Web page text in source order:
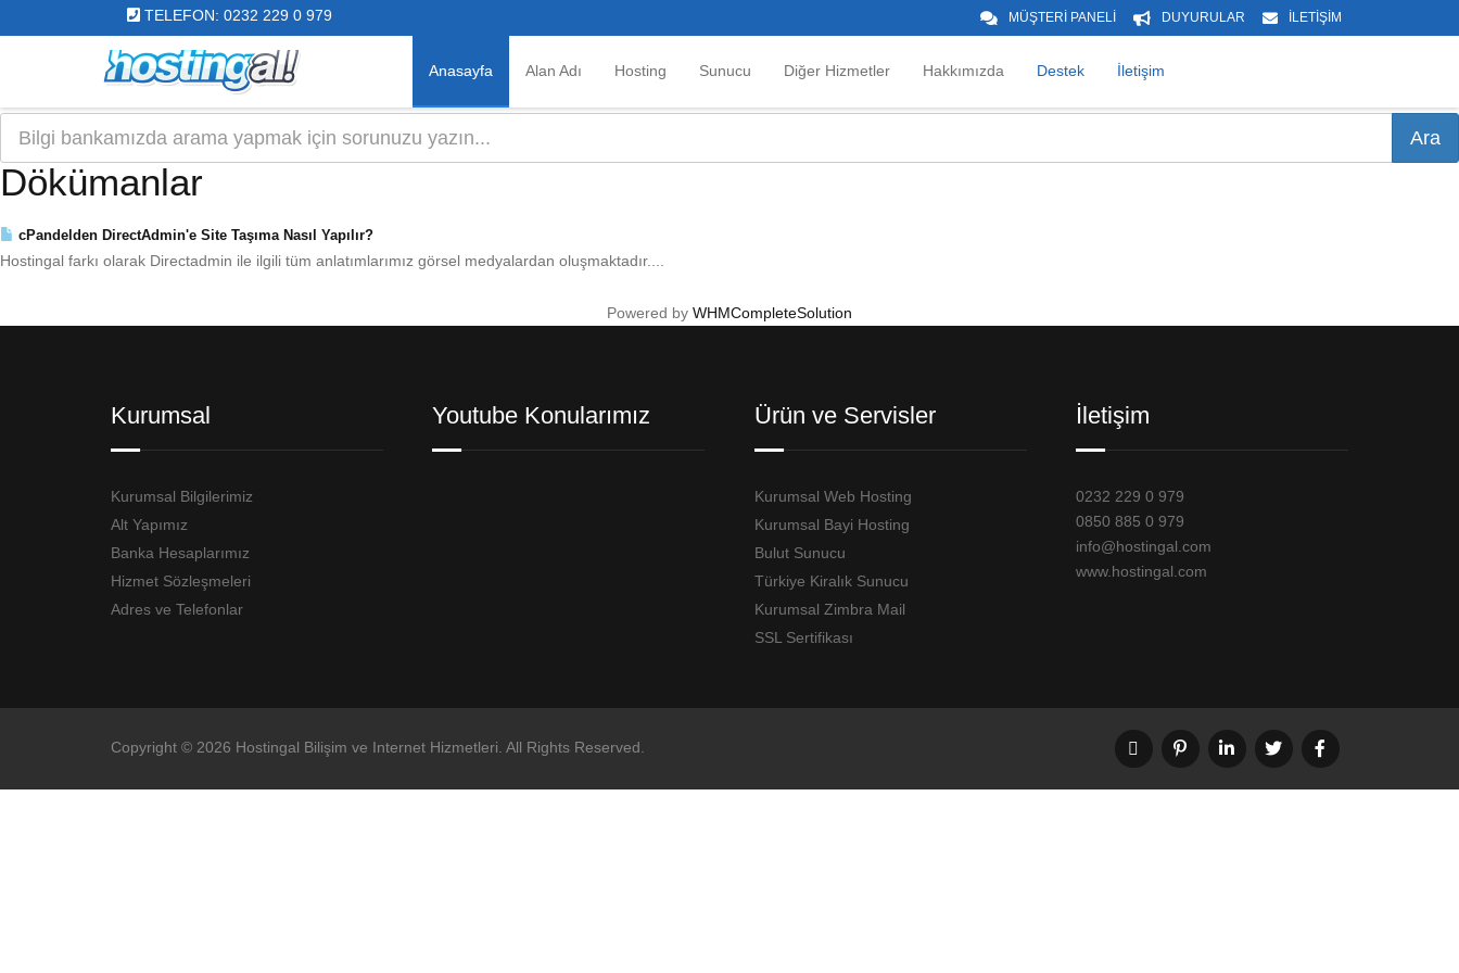
TELEFON: 0232 229 0 979 MÜŞTERİ PANELİ DUYURULAR İLETİŞİM
Anasayfa Alan Adı Hosting Sunucu Diğer Hizmetler Hakkımızda Destek İletişim
Dökümanlar
cPandelden DirectAdmin'e Site Taşıma Nasıl Yapılır?
Hostingal farkı olarak Directadmin ile ilgili tüm anlatımlarımız görsel medyalardan oluşmaktadır....
Powered by WHMCompleteSolution
Kurumsal
Kurumsal Bilgilerimiz
Alt Yapımız
Banka Hesaplarımız
Hizmet Sözleşmeleri
Adres ve Telefonlar
Youtube Konularımız Ürün ve Servisler
Kurumsal Web Hosting
Kurumsal Bayi Hosting
Bulut Sunucu
Türkiye Kiralık Sunucu
Kurumsal Zimbra Mail
SSL Sertifikası
İletişim
0232 229 0 979
0850 885 0 979
info@hostingal.com
www.hostingal.com
Copyright © 2026 Hostingal Bilişim ve Internet Hizmetleri. All Rights Reserved.